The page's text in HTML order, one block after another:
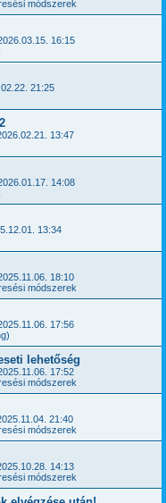
módszerek
16:15
21:25
13:47
14:08
13:34
18:10
módszerek
17:56
lehetőség
17:52
módszerek
21:40
módszerek
14:13
módszerek